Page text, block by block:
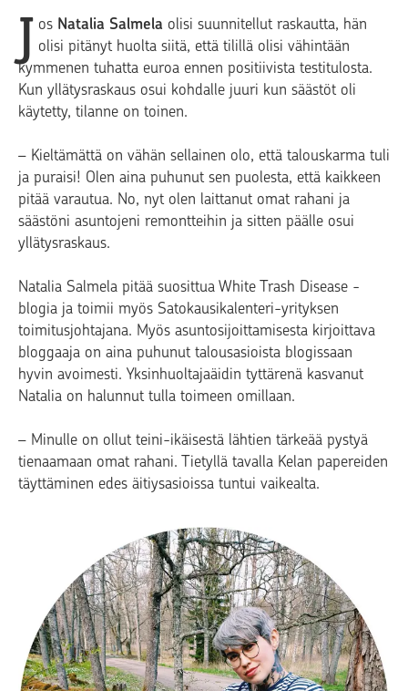
J os Natalia Salmela olisi suunnitellut raskautta, hän
olisi pitänyt huolta siitä, että tilillä olisi vähintään
kymmenen tuhatta euroa ennen positiivista testitulosta.
Kun yllätysraskaus osui kohdalle juuri kun säästöt oli
käytetty, tilanne on toinen.
– Kieltämättä on vähän sellainen olo, että talouskarma tuli
ja puraisi! Olen aina puhunut sen puolesta, että kaikkeen
pitää varautua. No, nyt olen laittanut omat rahani ja
säästöni asuntojeni remontteihin ja sitten päälle osui
yllätysraskaus.
Natalia Salmela pitää suosittua White Trash Disease -
blogia ja toimii myös Satokausikalenteri-yrityksen
toimitusjohtajana. Myös asuntosijoittamisesta kirjoittava
bloggaaja on aina puhunut talousasioista blogissaan
hyvin avoimesti. Yksinhuoltajaäidin tyttärenä kasvanut
Natalia on halunnut tulla toimeen omillaan.
– Minulle on ollut teini-ikäisestä lähtien tärkeää pystyä
tienaamaan omat rahani. Tietyllä tavalla Kelan papereiden
täyttäminen edes äitiysasioissa tuntui vaikealta.